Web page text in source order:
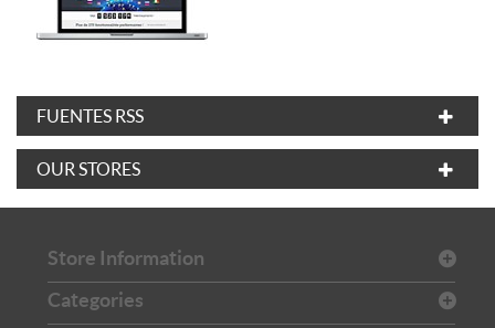
FUENTES RSS
OUR STORES
Store Information
Categories